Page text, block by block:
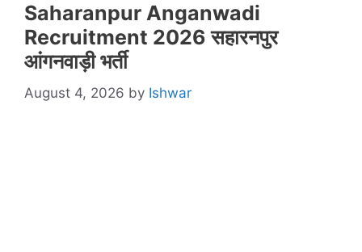
Saharanpur Anganwadi
Recruitment 2026 सहारनपुर
आंगनवाड़ी भर्ती
August 4, 2026 by Ishwar